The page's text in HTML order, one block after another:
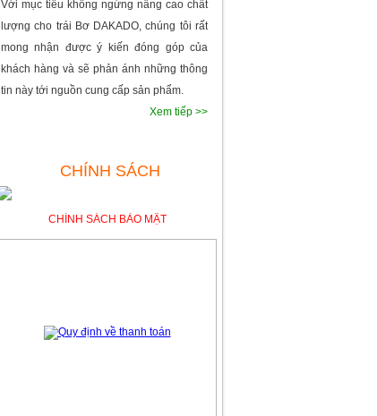
Với mục tiêu không ngừng nâng cao chất
lượng cho trái Bơ DAKADO, chúng tôi rất
mong nhận được ý kiến đóng góp của
khách hàng và sẽ phản ánh những thông
tin này tới nguồn cung cấp sản phẩm.
Xem tiếp >>
CHÍNH SÁCH